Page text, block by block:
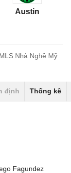
Austin
Nhà Nghề Mỹ
định Thống kê
Fagundez